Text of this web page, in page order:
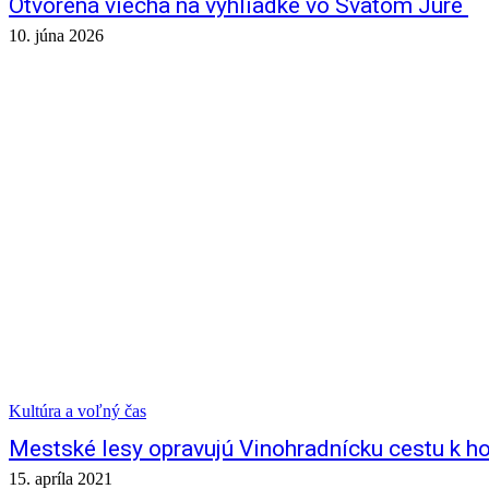
Otvorená viecha na vyhliadke vo Svätom Jure
10. júna 2026
Kultúra a voľný čas
Mestské lesy opravujú Vinohradnícku cestu k
15. apríla 2021